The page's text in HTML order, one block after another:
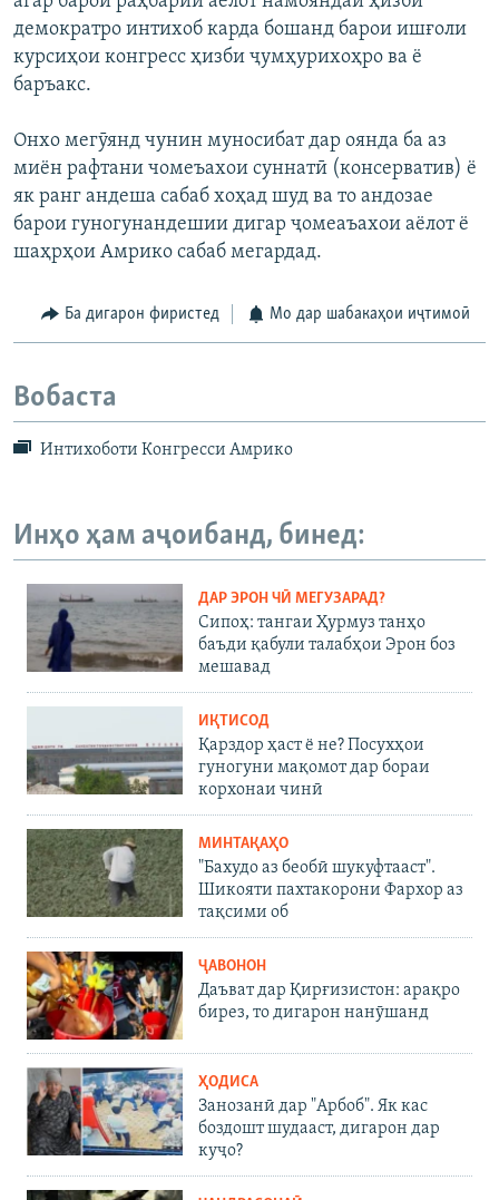
демократро интихоб карда бошанд барои ишғоли
курсиҳои конгресс ҳизби ҷумҳурихоҳро ва ё
баръакс.
Онхо мегӯянд чунин муносибат дар оянда ба аз
миён рафтани чомеъахои суннатӣ (консерватив) ё
як ранг андеша сабаб хоҳад шуд ва то андозае
барои гуногунандешии дигар ҷомеаъахои аёлот ё
шаҳрҳои Амрико сабаб мегардад.
Ба дигарон фиристед Мо дар шабакаҳои иҷтимоӣ
Вобаста
Интихоботи Конгресси Амрико
Инҳо ҳам аҷоибанд, бинед:
ДАР ЭРОН ЧӢ МЕГУЗАРАД?
Сипоҳ: тангаи Ҳурмуз танҳо
баъди қабули талабҳои Эрон боз
мешавад
ИҚТИСОД
Қарздор ҳаст ё не? Посухҳои
гуногуни мақомот дар бораи
корхонаи чинӣ
МИНТАҚАҲО
"Бахудо аз беобӣ шукуфтааст".
Шикояти пахтакорони Фархор аз
тақсими об
ҶАВОНОН
Даъват дар Қирғизистон: арақро
бирез, то дигарон нанӯшанд
ҲОДИСА
Занозанӣ дар "Арбоб". Як кас
боздошт шудааст, дигарон дар
куҷо?